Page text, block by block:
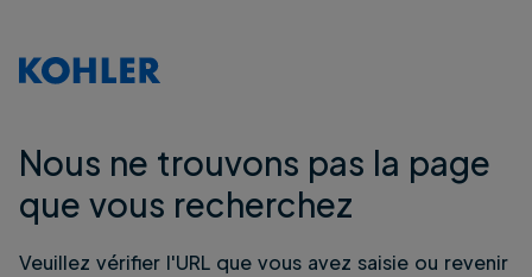
Nous ne trouvons pas la page
que vous recherchez
Veuillez vérifier l'URL que vous avez saisie ou revenir